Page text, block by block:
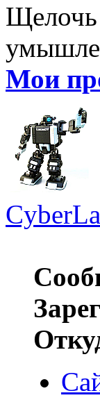
Щелочь
Мои